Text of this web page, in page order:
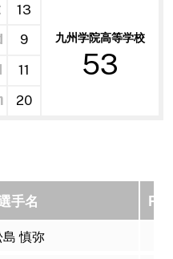
13
九州学院高等学校
53
9
11
20
手名 PTS
島 慎弥